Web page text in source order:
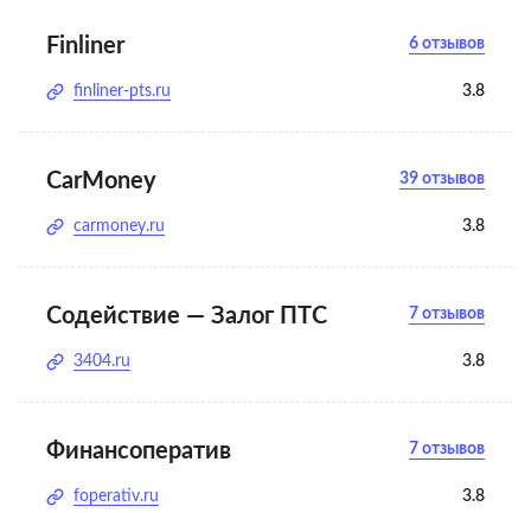
Finliner 6 отзывов
finliner-pts.ru 3.8
CarMoney 39 отзывов
carmoney.ru 3.8
Содействие — Залог ПТС 7 отзывов
3404.ru 3.8
Финансоператив 7 отзывов
foperativ.ru 3.8